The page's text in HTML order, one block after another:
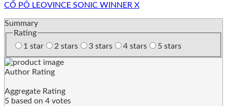
CỔ PÔ LEOVINCE SONIC WINNER X
Summary
Rating
1 star
2 stars 3 stars 4 stars 5 stars
Author Rating
Aggregate Rating
5 based on 4 votes